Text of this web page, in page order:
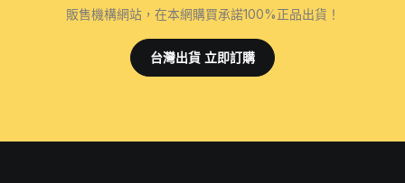
販售機構網站，在本網購買承諾100%正品出貨！
台灣出貨 立即訂購